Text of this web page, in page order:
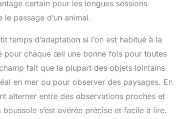
certain pour les longues sessions
passage d’un animal.
temps d’adaptation si l’on est habitué à la
pour chaque œil une bonne fois pour toutes
fait que la plupart des objets lointains
en mer ou pour observer des paysages. En
alterner entre des observations proches et
s’est avérée précise et facile à lire.